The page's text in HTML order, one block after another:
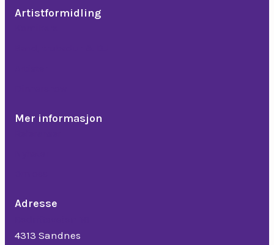
Artistformidling
Mer informasjon
Adresse
4313 Sandnes